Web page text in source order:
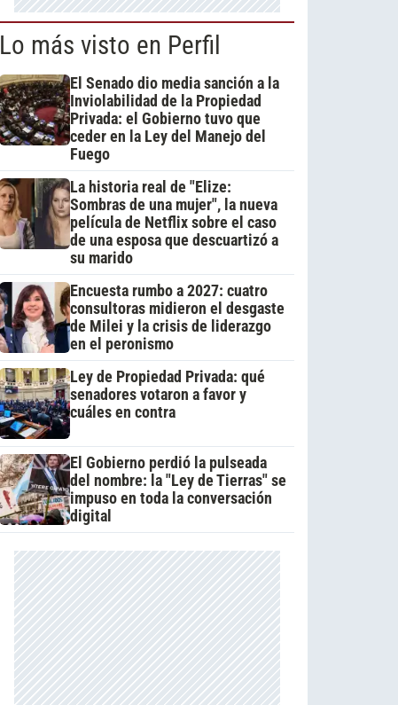
Lo más visto en Perfil
El Senado dio media sanción a la
Inviolabilidad de la Propiedad
Privada: el Gobierno tuvo que
ceder en la Ley del Manejo del
Fuego
La historia real de "Elize:
Sombras de una mujer", la nueva
película de Netflix sobre el caso
de una esposa que descuartizó a
su marido
Encuesta rumbo a 2027: cuatro
consultoras midieron el desgaste
de Milei y la crisis de liderazgo
en el peronismo
Ley de Propiedad Privada: qué
senadores votaron a favor y
cuáles en contra
El Gobierno perdió la pulseada
del nombre: la "Ley de Tierras" se
impuso en toda la conversación
digital